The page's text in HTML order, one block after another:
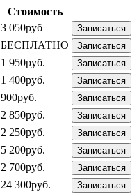
Стоимость
3 050руб Записаться
БЕСПЛАТНО Записаться
1 950руб. Записаться
1 400руб. Записаться
900руб. Записаться
2 850руб. Записаться
2 250руб. Записаться
5 200руб. Записаться
2 700руб. Записаться
24 300руб. Записаться